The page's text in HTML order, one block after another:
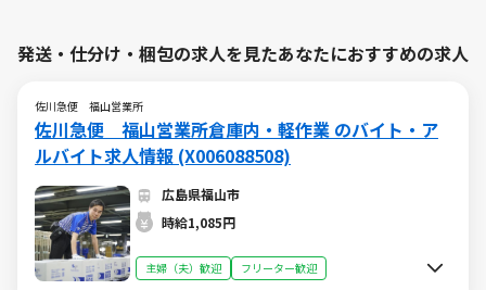
発送・仕分け・梱包の求人を見たあなたにおすすめの求人
佐川急便 福山営業所
佐川急便 福山営業所倉庫内・軽作業 のバイト・ア
ルバイト求人情報 (X006088508)
広島県福山市
時給1,085円
主婦（夫）歓迎 フリーター歓迎